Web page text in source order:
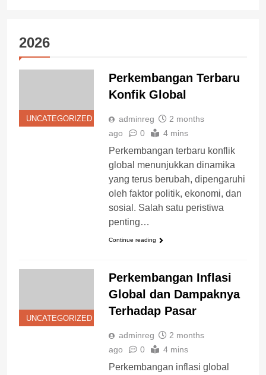
2026
UNCATEGORIZED
Perkembangan Terbaru
Konfik Global
adminreg
2 months
ago
0 4 mins
Perkembangan terbaru konflik
global menunjukkan dinamika
yang terus berubah, dipengaruhi
oleh faktor politik, ekonomi, dan
sosial. Salah satu peristiwa
penting…
Continue reading
UNCATEGORIZED
Perkembangan Inflasi
Global dan Dampaknya
Terhadap Pasar
adminreg
2 months
ago
0 4 mins
Perkembangan inflasi global